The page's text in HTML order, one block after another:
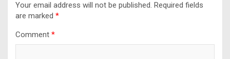
Your email address will not be published. Required fields
are marked *
Comment *